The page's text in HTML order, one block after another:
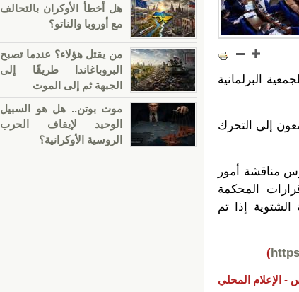
البرلمانية
إلى التحرك
مناقشة أمور
المحكمة
الشتوية إذا تم
)
- الإعلام المحلي
هل أخطأ الأوكران بالتحالف
مع أوروبا والناتو؟
من يقتل هؤلاء؟ عندما تصبح
البروباغاندا طريقًا إلى
الجبهة ثم إلى الموت
موت بوتن.. هل هو السبيل
الوحيد لإيقاف الحرب
الروسية الأوكرانية؟